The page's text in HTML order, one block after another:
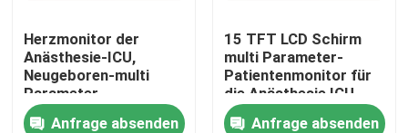
Herzmonitor der
Anästhesie-ICU,
Neugeboren-multi
Parameter-
Patientenmonitor
Anfrage absenden
15 TFT LCD Schirm
multi Parameter-
Patientenmonitor für
die Anästhesie ICU
Herz
Anfrage absenden